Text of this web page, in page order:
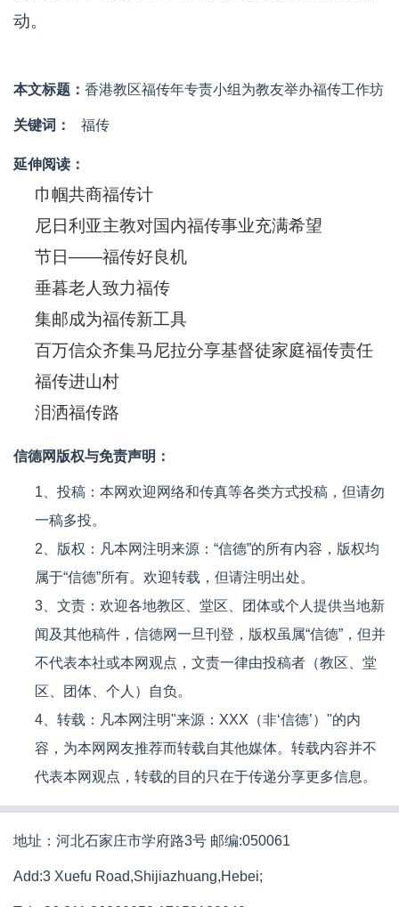
动。
本文标题： 香港教区福传年专责小组为教友举办福传工作坊
关键词： 福传
延伸阅读：
巾帼共商福传计
尼日利亚主教对国内福传事业充满希望
节日——福传好良机
垂暮老人致力福传
集邮成为福传新工具
百万信众齐集马尼拉分享基督徒家庭福传责任
福传进山村
泪洒福传路
信德网版权与免责声明：
1、投稿：本网欢迎网络和传真等各类方式投稿，但请勿
一稿多投。
2、版权：凡本网注明来源：“信德”的所有内容，版权均
属于“信德”所有。欢迎转载，但请注明出处。
3、文责：欢迎各地教区、堂区、团体或个人提供当地新
闻及其他稿件，信德网一旦刊登，版权虽属“信德”，但并
不代表本社或本网观点，文责一律由投稿者（教区、堂
区、团体、个人）自负。
4、转载：凡本网注明"来源：XXX（非‘信德’）"的内
容，为本网网友推荐而转载自其他媒体。转载内容并不
代表本网观点，转载的目的只在于传递分享更多信息。
地址：河北石家庄市学府路3号 邮编:050061
Add:3 Xuefu Road,Shijiazhuang,Hebei;